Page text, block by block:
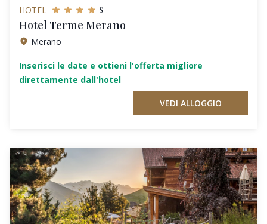
HOTEL s
Hotel Terme Merano
Merano
Inserisci le date e ottieni l'offerta migliore
direttamente dall'hotel
VEDI ALLOGGIO